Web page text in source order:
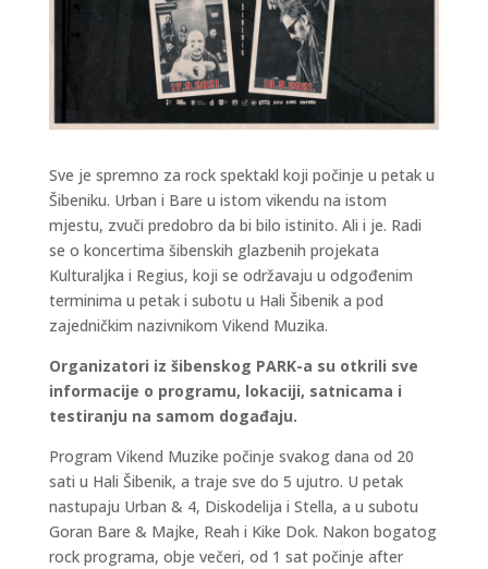
Sve je spremno za rock spektakl koji počinje u petak u
Šibeniku. Urban i Bare u istom vikendu na istom
mjestu, zvuči predobro da bi bilo istinito. Ali i je. Radi
se o koncertima šibenskih glazbenih projekata
Kulturaljka i Regius, koji se održavaju u odgođenim
terminima u petak i subotu u Hali Šibenik a pod
zajedničkim nazivnikom Vikend Muzika.
Organizatori iz šibenskog PARK-a su otkrili sve
informacije o programu, lokaciji, satnicama i
testiranju na samom događaju.
Program Vikend Muzike počinje svakog dana od 20
sati u Hali Šibenik, a traje sve do 5 ujutro. U petak
nastupaju Urban & 4, Diskodelija i Stella, a u subotu
Goran Bare & Majke, Reah i Kike Dok. Nakon bogatog
rock programa, obje večeri, od 1 sat počinje after